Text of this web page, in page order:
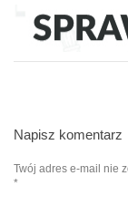
Napisz komentarz
Twój adres e-mail nie
*